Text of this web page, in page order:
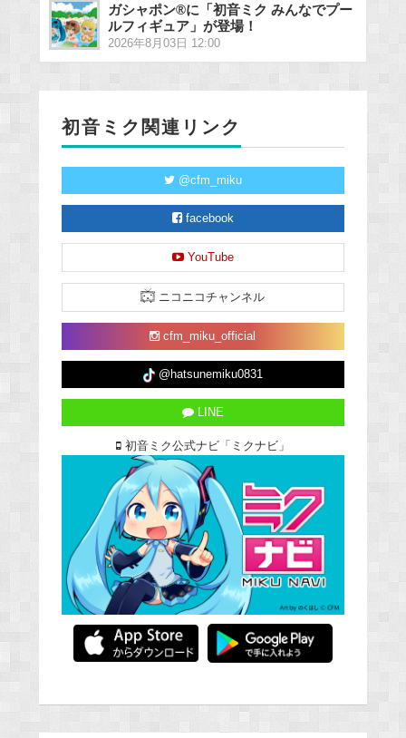
ガシャポン®に「初音ミク みんなでプー
ルフィギュア」が登場！
2026年8月03日 12:00
初音ミク関連リンク
@cfm_miku
facebook
YouTube
ニコニコチャンネル
cfm_miku_official
@hatsunemiku0831
LINE
初音ミク公式ナビ「ミクナビ」